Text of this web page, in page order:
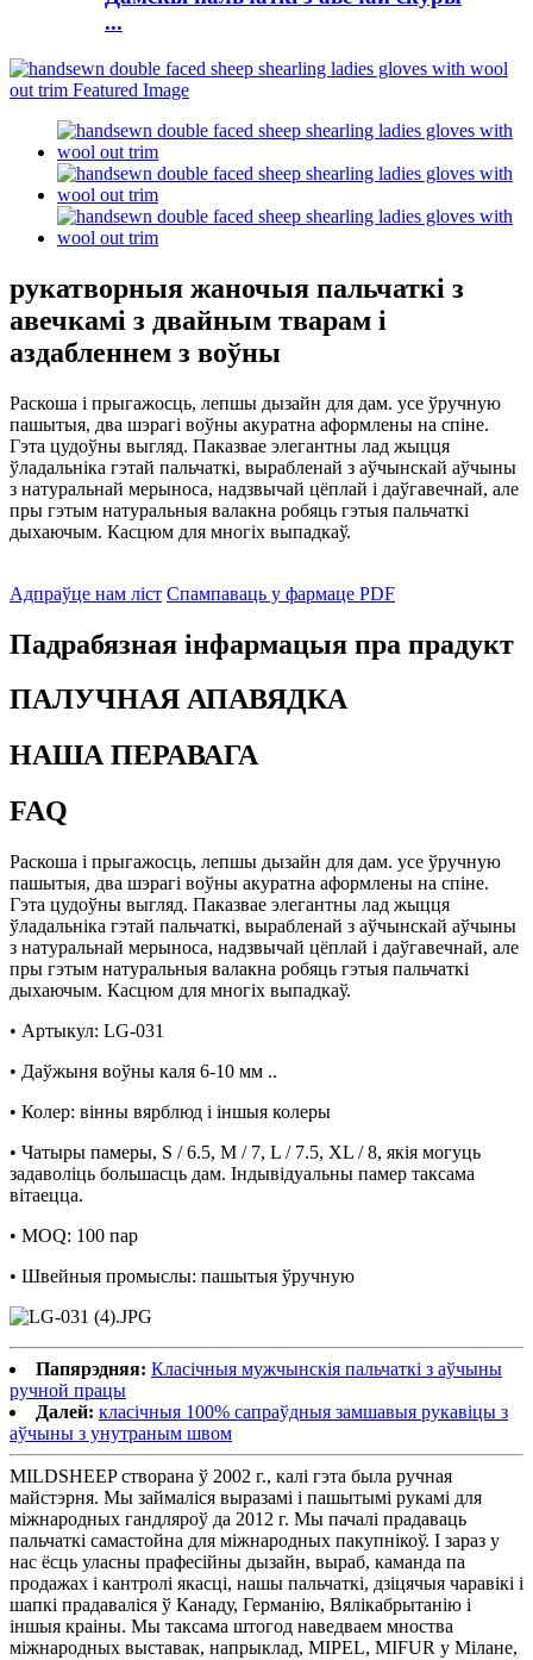
...
рукатворныя жаночыя пальчаткі з
авечкамі з двайным тварам і
аздабленнем з воўны
Раскоша і прыгажосць, лепшы дызайн для дам. усе ўручную
пашытыя, два шэрагі воўны акуратна аформлены на спіне.
Гэта цудоўны выгляд. Паказвае элегантны лад жыцця
ўладальніка гэтай пальчаткі, вырабленай з аўчынскай аўчыны
з натуральнай мерыноса, надзвычай цёплай і даўгавечнай, але
пры гэтым натуральныя валакна робяць гэтыя пальчаткі
дыхаючым. Касцюм для многіх выпадкаў.
Адпраўце нам ліст Спампаваць у фармаце PDF
Падрабязная інфармацыя пра прадукт
ПАЛУЧНАЯ АПАВЯДКА
НАША ПЕРАВАГА
FAQ
Раскоша і прыгажосць, лепшы дызайн для дам. усе ўручную
пашытыя, два шэрагі воўны акуратна аформлены на спіне.
Гэта цудоўны выгляд. Паказвае элегантны лад жыцця
ўладальніка гэтай пальчаткі, вырабленай з аўчынскай аўчыны
з натуральнай мерыноса, надзвычай цёплай і даўгавечнай, але
пры гэтым натуральныя валакна робяць гэтыя пальчаткі
дыхаючым. Касцюм для многіх выпадкаў.
• Артыкул: LG-031
• Даўжыня воўны каля 6-10 мм ..
• Колер: вінны вярблюд і іншыя колеры
• Чатыры памеры, S / 6.5, M / 7, L / 7.5, XL / 8, якія могуць
задаволіць большасць дам. Індывідуальны памер таксама
вітаецца.
• MOQ: 100 пар
• Швейныя промыслы: пашытыя ўручную
Папярэдняя: Класічныя мужчынскія пальчаткі з аўчыны
ручной працы
Далей: класічныя 100% сапраўдныя замшавыя рукавіцы з
аўчыны з унутраным швом
MILDSHEEP створана ў 2002 г., калі гэта была ручная
майстэрня. Мы займаліся выразамі і пашытымі рукамі для
міжнародных гандляроў да 2012 г. Мы пачалі прадаваць
пальчаткі самастойна для міжнародных пакупнікоў. І зараз у
нас ёсць уласны прафесійны дызайн, выраб, каманда па
продажах і кантролі якасці, нашы пальчаткі, дзіцячыя чаравікі і
шапкі прадаваліся ў Канаду, Германію, Вялікабрытанію і
іншыя краіны. Мы таксама штогод наведваем мноства
міжнародных выставак, напрыклад, MIPEL, MIFUR у Мілане,